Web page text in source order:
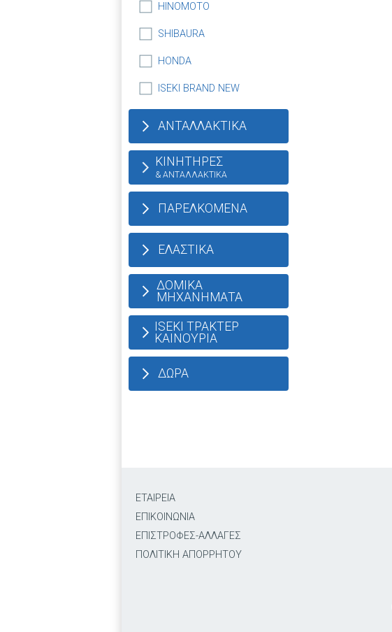
HINOMOTO
SHIBAURA
HONDA
ISEKI BRAND NEW
ΑΝΤΑΛΛΑΚΤΙΚΑ
ΚΙΝΗΤΗΡΕΣ
& ΑΝΤΑΛΛΑΚΤΙΚΑ
ΠΑΡΕΛΚΟΜΕΝΑ
ΕΛΑΣΤΙΚΑ
ΔΟΜΙΚΑ
ΜΗΧΑΝΗΜΑΤΑ
ISEKI ΤΡΑΚΤΕΡ
ΚΑΙΝΟΥΡΙΑ
ΔΩΡΑ
ΕΤΑΙΡΕΙΑ
ΕΠΙΚΟΙΝΩΝΙΑ
ΕΠΙΣΤΡΟΦΕΣ-ΑΛΛΑΓΕΣ
ΠΟΛΙΤΙΚΗ ΑΠΟΡΡΗΤΟΥ